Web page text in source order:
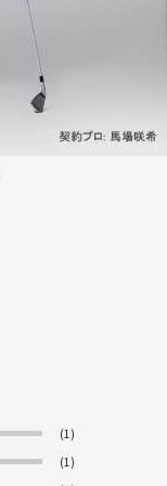
(1)
(1)